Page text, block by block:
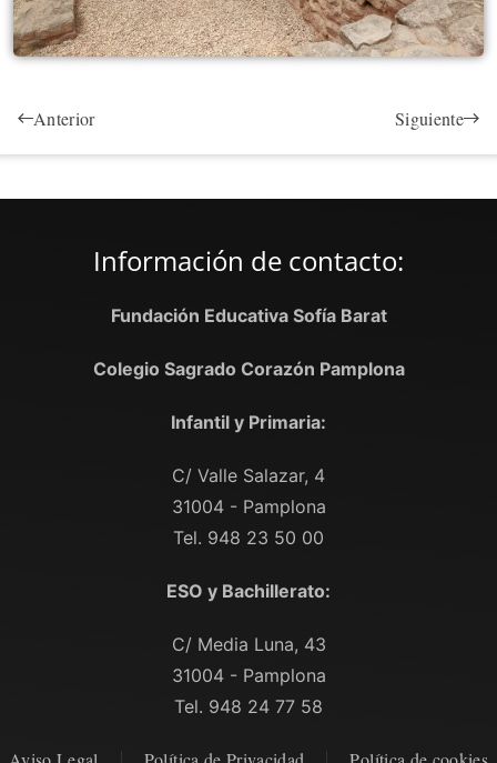
Anterior Siguiente
Información de contacto:
Fundación Educativa Sofía Barat
Colegio Sagrado Corazón Pamplona
Infantil y Primaria:
C/ Valle Salazar, 4
31004 - Pamplona
Tel. 948 23 50 00
ESO y Bachillerato:
C/ Media Luna, 43
31004 - Pamplona
Tel. 948 24 77 58